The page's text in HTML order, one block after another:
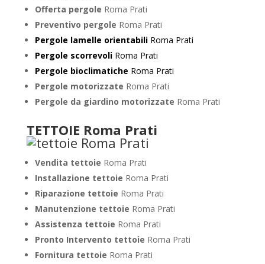
Offerta pergole Roma Prati
Preventivo pergole Roma Prati
Pergole lamelle orientabiliRoma Prati
Pergole scorrevoliRoma Prati
Pergole bioclimatiche Roma Prati
Pergole motorizzate Roma Prati
Pergole da giardino motorizzate Roma Prati
TETTOIE Roma Prati
Vendita tettoie Roma Prati
Installazione tettoie Roma Prati
Riparazione tettoie Roma Prati
Manutenzione tettoie Roma Prati
Assistenza tettoie Roma Prati
Pronto Intervento tettoie Roma Prati
Fornitura tettoie Roma Prati